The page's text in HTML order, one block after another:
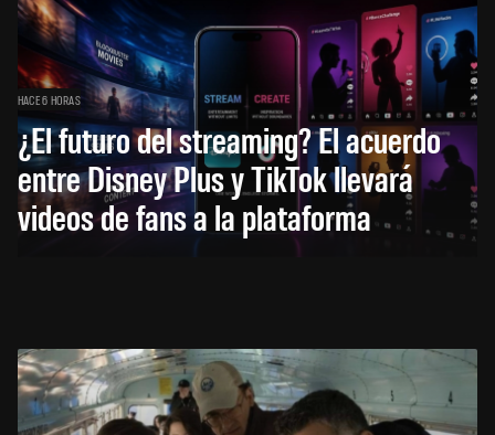
HACE 6 HORAS
¿El futuro del streaming? El acuerdo
entre Disney Plus y TikTok llevará
videos de fans a la plataforma